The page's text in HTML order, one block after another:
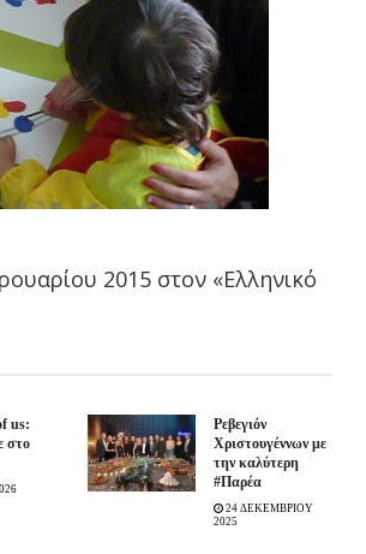
2015 στον «Ελληνικό
us:
στο
Ρεβεγιόν
Χριστουγέννων με
την καλύτερη
#Παρέα
24 ΔΕΚΕΜΒΡΙΟΥ
2025